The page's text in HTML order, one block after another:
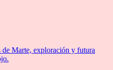
de Marte, exploración y futura